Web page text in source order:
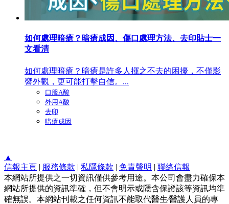
如何處理暗瘡？暗瘡成因、傷口處理方法、去印貼士一
文看清
如何處理暗瘡？暗瘡是許多人揮之不去的困擾，不僅影
響外觀，更可能打擊自信。...
口服A酸
外用A酸
去印
暗瘡成因
▲
信報主頁 | 服務條款 | 私隱條款 | 免責聲明 | 聯絡信報
本網站所提供之一切資訊僅供參考用途。本公司會盡力確保本
網站所提供的資訊準確，但不會明示或隱含保證該等資訊均準
確無誤。本網站刊載之任何資訊不能取代醫生∕醫護人員的專